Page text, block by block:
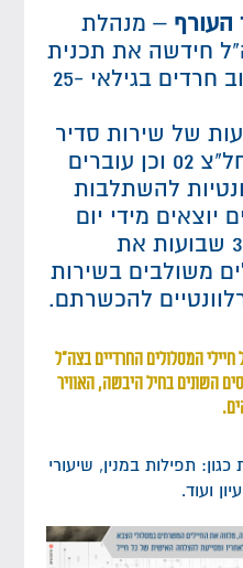
העורף – מנהלת
חידשה את תכנית
השירות שלב ב' לשילוב חרדים בגילאי 25-
הוא בן 3 שבועות של שירות סדיר
בו החיילים מוכשרים חל"צ 02 וכן עוברים
להשתלבות
יוצאים מידי יום
לבית ומסיימים לאחר 3 שבועות את
משולבים בשירות
להכשרתם.
חיילי המסלולים החרדיים בצה"ל
השונים בחיל היבשה, האוויר
תפילות במנין, שיעורי
ועוד.